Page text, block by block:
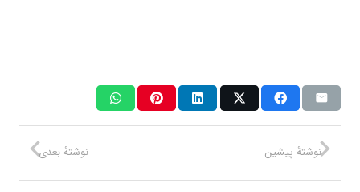
نوشتهٔ بعدی نوشتهٔ پیشین